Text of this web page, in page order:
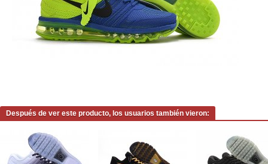
Después de ver este producto, los usuarios también vieron: